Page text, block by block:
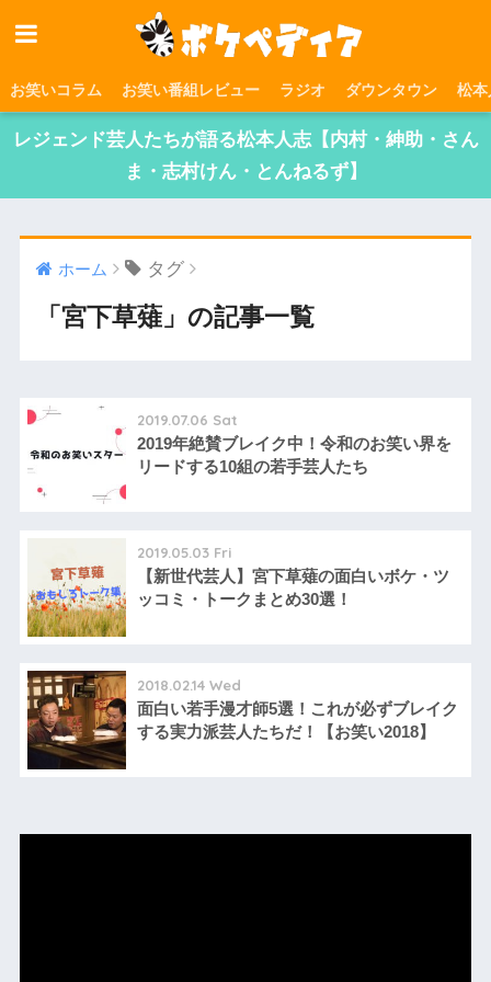
お笑いコラム お笑い番組レビュー ラジオ ダウンタウン 松本
レジェンド芸人たちが語る松本人志【内村・紳助・さん
ま・志村けん・とんねるず】
ホーム タグ
「宮下草薙」の記事一覧
2019.07.06 Sat
2019年絶賛ブレイク中！令和のお笑い界を
リードする10組の若手芸人たち
2019.05.03 Fri
【新世代芸人】宮下草薙の面白いボケ・ツ
ッコミ・トークまとめ30選！
2018.02.14 Wed
面白い若手漫才師5選！これが必ずブレイク
する実力派芸人たちだ！【お笑い2018】